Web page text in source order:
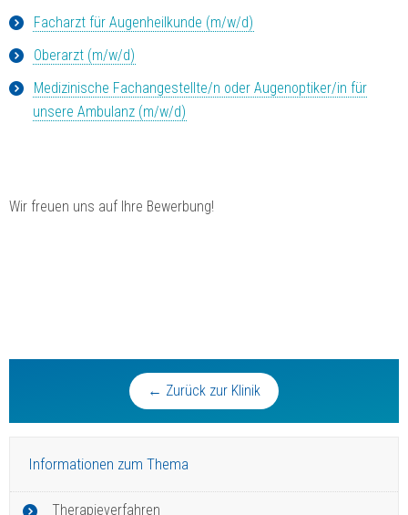
← Zurück zur Klinik
Informationen zum Thema
Therapieverfahren
Facharzt für Augenheilkunde (m/w/d)
Oberarzt (m/w/d)
Medizinische Fachangestellte/n oder Augenoptiker/in für
unsere Ambulanz (m/w/d)
Wir freuen uns auf Ihre Bewerbung!